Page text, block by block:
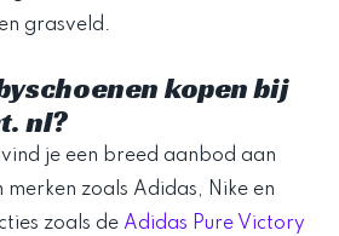
kopen bij
nl?
je een breed aanbod aan
merken zoals Adidas, Nike en
zoals de Adidas Pure Victory